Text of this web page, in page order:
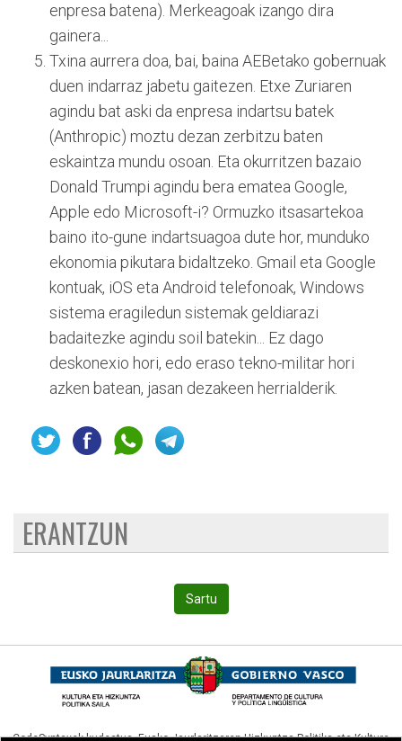
enpresa batena). Merkeagoak izango dira
gainera...
Txina aurrera doa, bai, baina AEBetako gobernuak
duen indarraz jabetu gaitezen. Etxe Zuriaren
agindu bat aski da enpresa indartsu batek
(Anthropic) moztu dezan zerbitzu baten
eskaintza mundu osoan. Eta okurritzen bazaio
Donald Trumpi agindu bera ematea Google,
Apple edo Microsoft-i? Ormuzko itsasartekoa
baino ito-gune indartsuagoa dute hor, munduko
ekonomia pikutara bidaltzeko. Gmail eta Google
kontuak, iOS eta Android telefonoak, Windows
sistema eragiledun sistemak geldiarazi
badaitezke agindu soil batekin... Ez dago
deskonexio hori, edo eraso tekno-militar hori
azken batean, jasan dezakeen herrialderik.
ERANTZUN
Sartu
CodeSyntaxek kudeatua,Eusko Jaurlaritzaren Hizkuntza Politika eta Kultura